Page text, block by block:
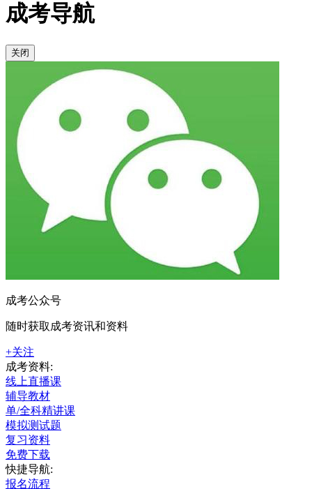
成考导航
关闭
成考公众号
随时获取成考资讯和资料
+关注
成考资料:
线上直播课
辅导教材
单/全科精讲课
模拟测试题
复习资料
免费下载
快捷导航:
报名流程